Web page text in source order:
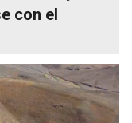
con el